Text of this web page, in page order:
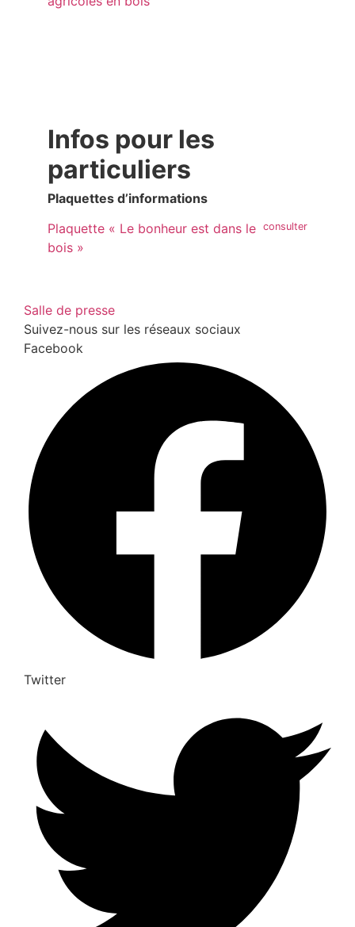
Infos pour les
particuliers
Plaquettes d’informations
Plaquette « Le bonheur est dans le
bois »
Salle de presse
Suivez-nous sur les réseaux sociaux
Facebook
Twitter